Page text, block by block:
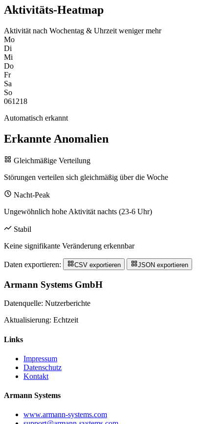
Aktivitäts-Heatmap
Aktivität nach Wochentag & Uhrzeit wenigermehr
Mo
Di
Mi
Do
Fr
Sa
So
061218
Automatisch erkannt
Erkannte Anomalien
Gleichmäßige Verteilung
Störungen verteilen sich gleichmäßig über die Woche
Nacht-Peak
Ungewöhnlich hohe Aktivität nachts (23-6 Uhr)
Stabil
Keine signifikante Veränderung erkennbar
Daten exportieren: CSV exportieren JSON exportieren
Armann Systems GmbH
Datenquelle: Nutzerberichte
Aktualisierung: Echtzeit
Links
Impressum
Datenschutz
Kontakt
Armann Systems
www.armann-systems.com